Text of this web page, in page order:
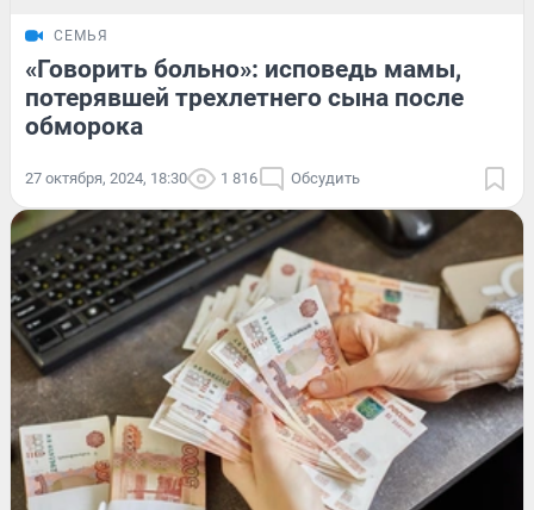
СЕМЬЯ
«Говорить больно»: исповедь мамы,
потерявшей трехлетнего сына после
обморока
27 октября, 2024, 18:30 1 816 Обсудить